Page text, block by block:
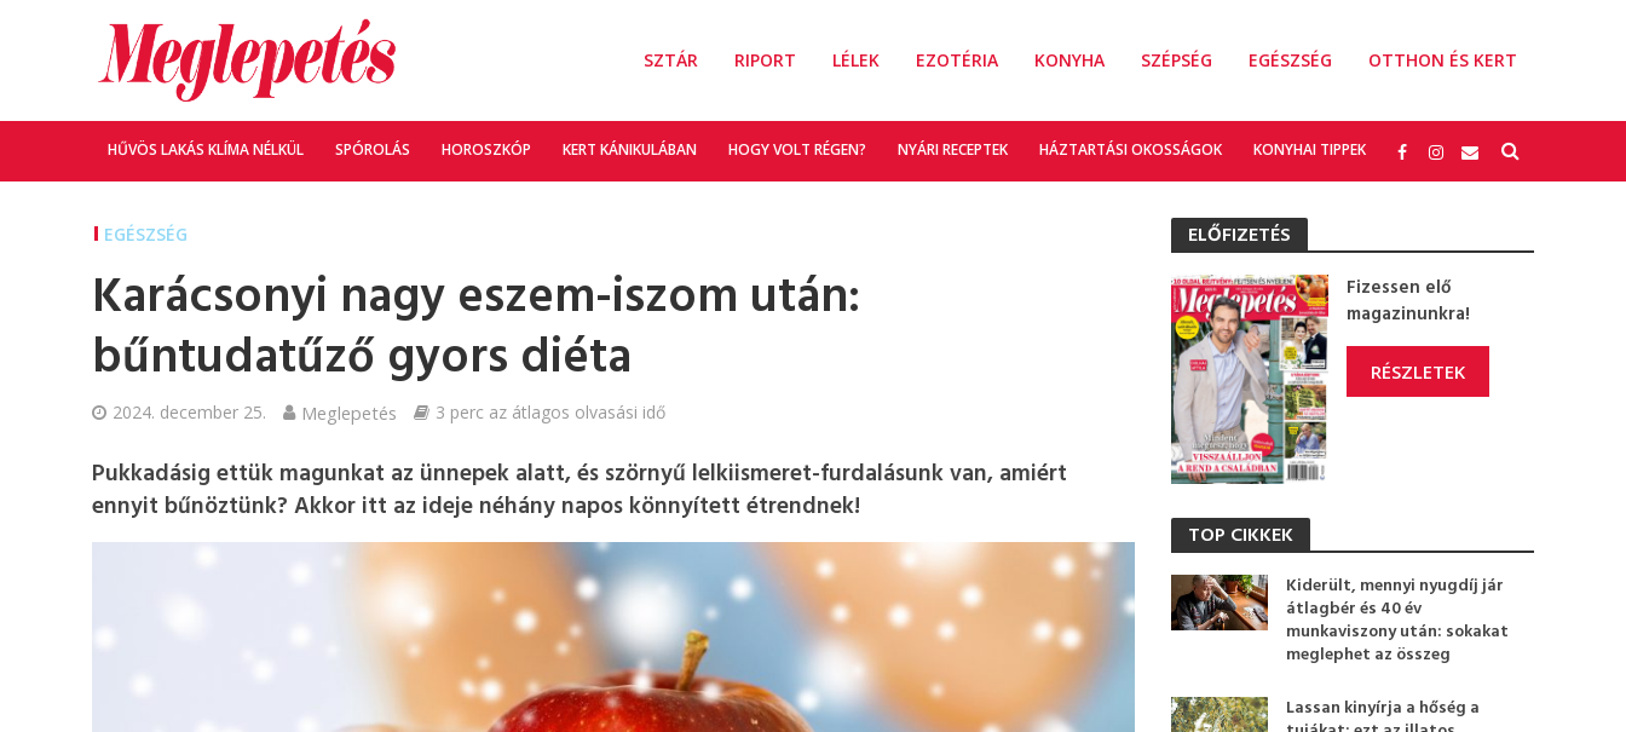
SZTÁR RIPORT LÉLEK EZOTÉRIA KONYHA SZÉPSÉG EGÉSZSÉG OTTHON ÉS KERT
HŰVÖS LAKÁS KLÍMA NÉLKÜL SPÓROLÁS HOROSZKÓP KERT KÁNIKULÁBAN HOGY VOLT RÉGEN? NYÁRI RECEPTEK HÁZTARTÁSI OKOSSÁGOK KONYHAI TIPPEK
EGÉSZSÉG
Karácsonyi nagy eszem-iszom után:
bűntudatűző gyors diéta
2024. december 25. Meglepetés 3 perc az átlagos olvasási idő
Pukkadásig ettük magunkat az ünnepek alatt, és szörnyű lelkiismeret-furdalásunk van, amiért
ennyit bűnöztünk? Akkor itt az ideje néhány napos könnyített étrendnek!
ELŐFIZETÉS
Fizessen elő
magazinunkra!
RÉSZLETEK
TOP CIKKEK
Kiderült, mennyi nyugdíj jár
átlagbér és 40 év
munkaviszony után: sokakat
meglephet az összeg
Lassan kinyírja a hőség a